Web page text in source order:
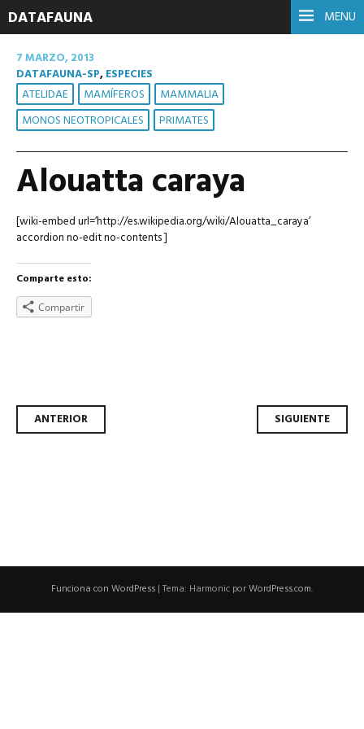
MENU
DATAFAUNA
7 MARZO, 2013
DATAFAUNA-SP,ESPECIES
ATELIDAE MAMÍFEROS
MAMMALIA
MONOS NEOTROPICALES
PRIMATES
Alouatta caraya
[wiki-embed url=’http://es.wikipedia.org/wiki/Alouatta_caraya’
accordion no-edit no-contents ]
Comparte esto:
Compartir
Navegador
ANTERIOR SIGUIENTE
Funciona con WordPress | Tema: Harmonic porWordPress.com.